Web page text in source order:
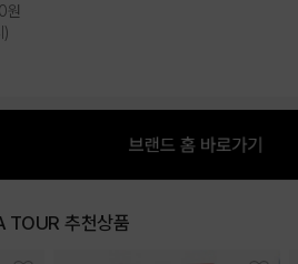
원
)
TOUR 추천상품